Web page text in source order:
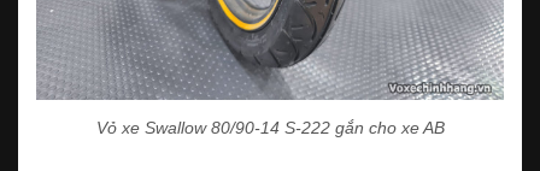
Vỏ xe Swallow 80/90-14 S-222 gắn cho xe AB